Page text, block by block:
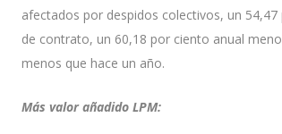
afectados por despidos colectivos, un
de contrato, un 60,18 por ciento anual
menos que hace un año.
Más valor añadido LPM: